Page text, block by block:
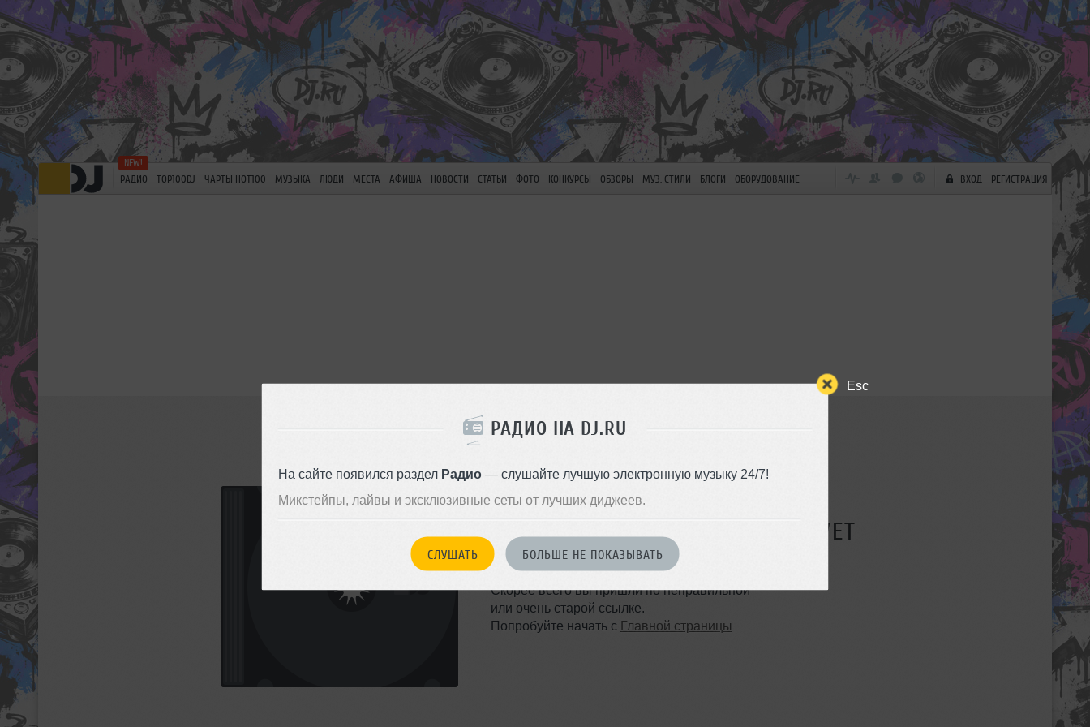
Esc
РАДИО НА DJ.RU
На сайте появился раздел Радио— слушайте лучшую электронную музыку 24/7!
Микстейпы, лайвы и эксклюзивные сеты от лучших диджеев.
СЛУШАТЬ БОЛЬШЕ НЕ ПОКАЗЫВАТЬ
РАДИО TOP100DJ ЧАРТЫ HOT100 МУЗЫКА ЛЮДИ МЕСТА АФИША НОВОСТИ СТАТЬИ ФОТО КОНКУРСЫ ОБЗОРЫ МУЗ. СТИЛИ БЛОГИ ОБОРУДОВАНИЕ ВХОД РЕГИСТРАЦИЯ
ТАКОЙ СТРАНИЦЫ НЕ СУЩЕСТВУЕТ
Ошибка 404
Скорее всего вы пришли по неправильной
или очень старой ссылке.
Попробуйте начать с Главной страницы